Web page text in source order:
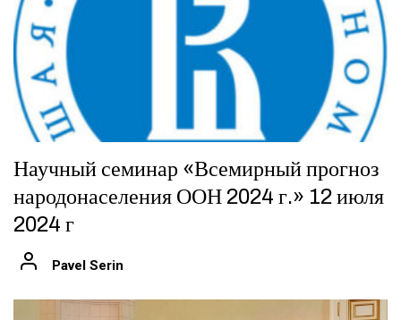
Научный семинар «Всемирный прогноз
народонаселения ООН 2024 г.» 12 июля
2024 г
Pavel Serin